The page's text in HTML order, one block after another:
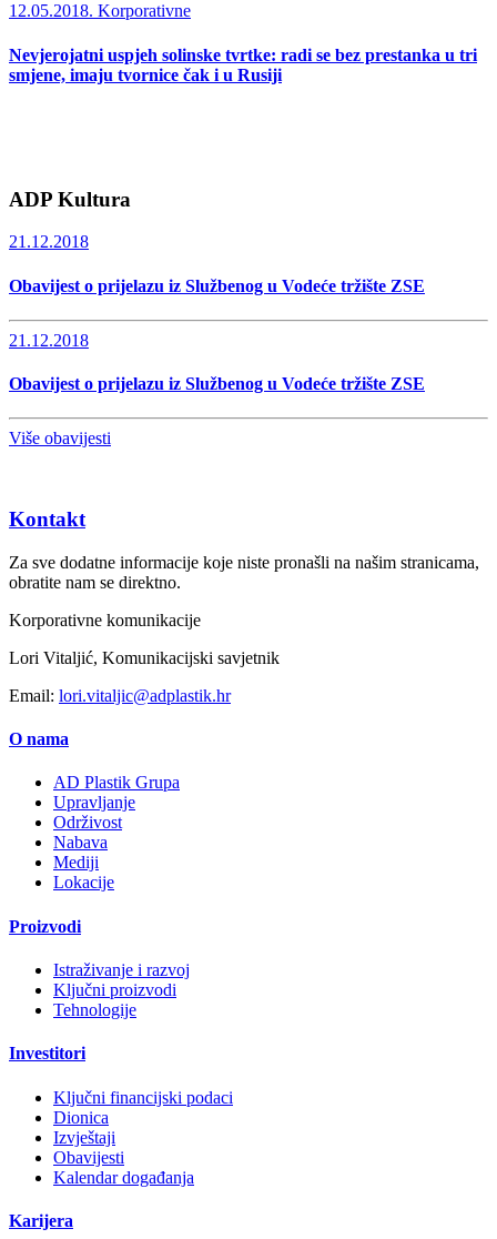
12.05.2018. Korporativne
Nevjerojatni uspjeh solinske tvrtke: radi se bez prestanka u tri
smjene, imaju tvornice čak i u Rusiji
ADP Kultura
21.12.2018
Obavijest o prijelazu iz Službenog u Vodeće tržište ZSE
21.12.2018
Obavijest o prijelazu iz Službenog u Vodeće tržište ZSE
Više obavijesti
Kontakt
Za sve dodatne informacije koje niste pronašli na našim stranicama,
obratite nam se direktno.
Korporativne komunikacije
Lori Vitaljić, Komunikacijski savjetnik
Email: lori.vitaljic@adplastik.hr
O nama
AD Plastik Grupa
Upravljanje
Održivost
Nabava
Mediji
Lokacije
Proizvodi
Istraživanje i razvoj
Ključni proizvodi
Tehnologije
Investitori
Ključni financijski podaci
Dionica
Izvještaji
Obavijesti
Kalendar događanja
Karijera